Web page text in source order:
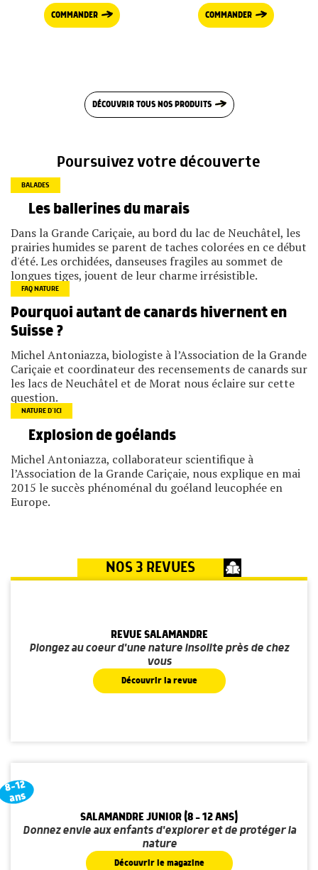
COMMANDER COMMANDER
DÉCOUVRIR TOUS NOS PRODUITS
Poursuivez votre découverte
BALADES
Les ballerines du marais
Dans la Grande Cariçaie, au bord du lac de Neuchâtel, les
prairies humides se parent de taches colorées en ce début
d'été. Les orchidées, danseuses fragiles au sommet de
longues tiges, jouent de leur charme irrésistible.
FAQ NATURE
Pourquoi autant de canards hivernent en
Suisse ?
Michel Antoniazza, biologiste à l’Association de la Grande
Cariçaie et coordinateur des recensements de canards sur
les lacs de Neuchâtel et de Morat nous éclaire sur cette
question.
NATURE D’ICI
Explosion de goélands
Michel Antoniazza, collaborateur scientifique à
l’Association de la Grande Cariçaie, nous explique en mai
2015 le succès phénoménal du goéland leucophée en
Europe.
NOS 3 REVUES
REVUE SALAMANDRE
Plongez au coeur d'une nature insolite près de chez
vous
Découvrir la revue
8-12
ans
SALAMANDRE JUNIOR (8 - 12 ANS)
Donnez envie aux enfants d'explorer et de protéger la
nature
Découvrir le magazine